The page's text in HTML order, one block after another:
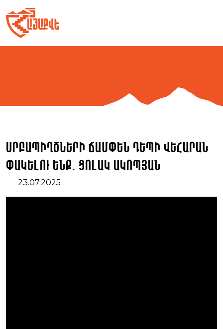
to
content
Սրբապիղծների ճամփեն դեպի վեհարան
փակելու ենք. Ցոլակ Ակոպյան
23.07.2025